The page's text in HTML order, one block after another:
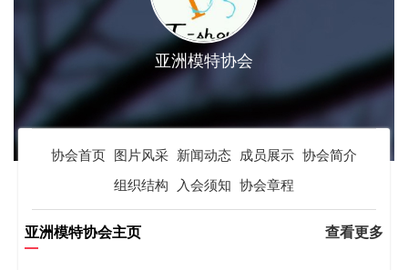
亚洲模特协会
协会首页 图片风采 新闻动态 成员展示 协会简介
组织结构
入会须知 协会章程
亚洲模特协会主页 查看更多